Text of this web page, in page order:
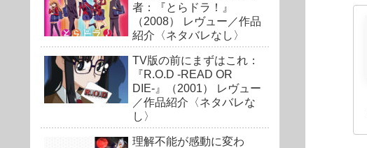
者：『とらドラ！』
（2008） レヴュー／作品
紹介〈ネタバレなし〉
TV版の前にまずはこれ：
『R.O.D -READ OR
DIE-』（2001） レヴュー
／作品紹介〈ネタバレな
し〉
理解不能が感動に変わ